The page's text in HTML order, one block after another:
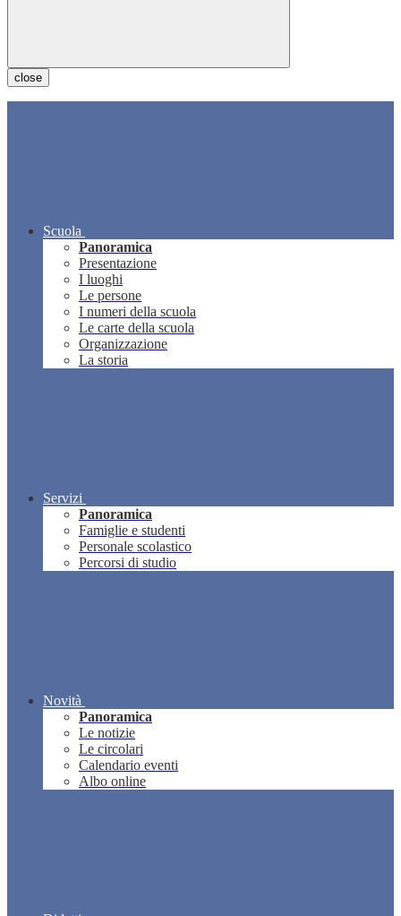
close
Scuola
Panoramica
Presentazione
I luoghi
Le persone
I numeri della scuola
Le carte della scuola
Organizzazione
La storia
Servizi
Panoramica
Famiglie e studenti
Personale scolastico
Percorsi di studio
Novità
Panoramica
Le notizie
Le circolari
Calendario eventi
Albo online